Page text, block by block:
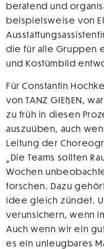
beratend und
beispielsweise von
die für alle Gruppen
und Kostümbild
Für Constantin
von TANZ GIEßEN,
zu früh in diesen
auszuüben, auch
Leitung der
„Die Teams sollten
Wochen
forschen. Dazu
Idee gleich zündet.
verunsichern, wenn
Auch wenn wir ein
es ein unleugbares